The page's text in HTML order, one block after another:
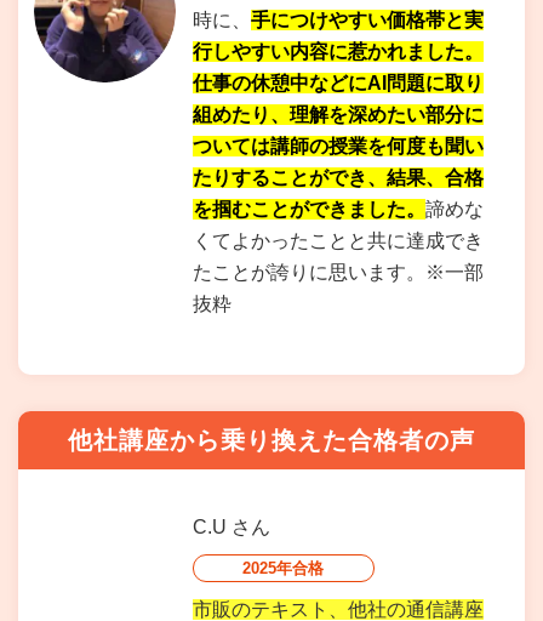
時に、 手につけやすい価格帯と実
行しやすい内容に惹かれました。
仕事の休憩中などにAI問題に取り
組めたり、理解を深めたい部分に
ついては講師の授業を何度も聞い
たりすることができ、結果、合格
を掴むことができました。 諦めな
くてよかったことと共に達成でき
たことが誇りに思います。※一部
抜粋
他社講座から乗り換えた合格者の声
C.U さん
2025年合格
市販のテキスト、他社の通信講座